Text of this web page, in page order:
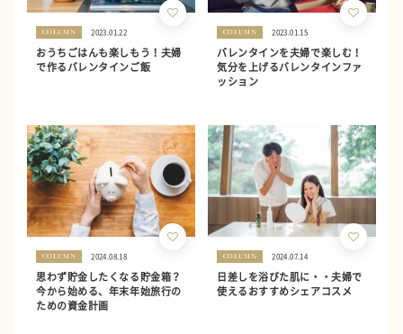
COLUMN 2023.01.22
おうちごはんも楽しもう！夫婦
で作るバレンタインご飯
COLUMN 2023.01.15
バレンタインを夫婦で楽しむ！
気分を上げるバレンタインファ
ッション
COLUMN 2024.08.18
思わず貯金したくなる貯金箱？
今から始める、年末年始旅行の
ための資金計画
COLUMN 2024.07.14
日差しを浴びた肌に・・夫婦で
使えるおすすめシェアコスメ